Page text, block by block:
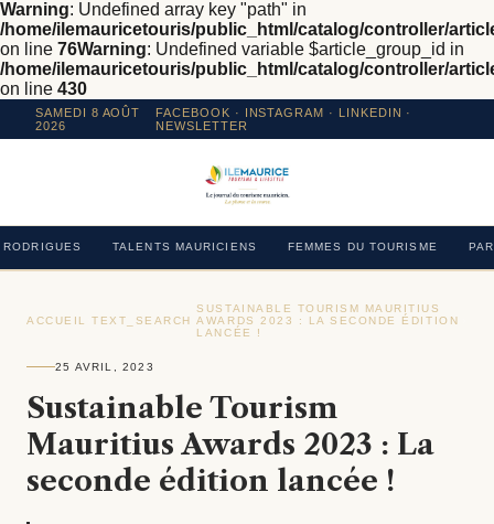
Warning: Undefined array key "path" in
/home/ilemauricetouris/public_html/catalog/controller/
on line 76Warning: Undefined variable $article_group_id in
/home/ilemauricetouris/public_html/catalog/controller/
on line 430
SAMEDI 8 AOÛT
2026
FACEBOOK · INSTAGRAM · LINKEDIN ·
NEWSLETTER
RODRIGUES TALENTS MAURICIENS FEMMES DU TOURISME
ACCUEIL ›TEXT_SEARCH ›
SUSTAINABLE TOURISM MAURITIUS
AWARDS 2023 : LA SECONDE ÉDITION
LANCÉE !
25 AVRIL, 2023
Sustainable Tourism
Mauritius Awards 2023 : La
seconde édition lancée !